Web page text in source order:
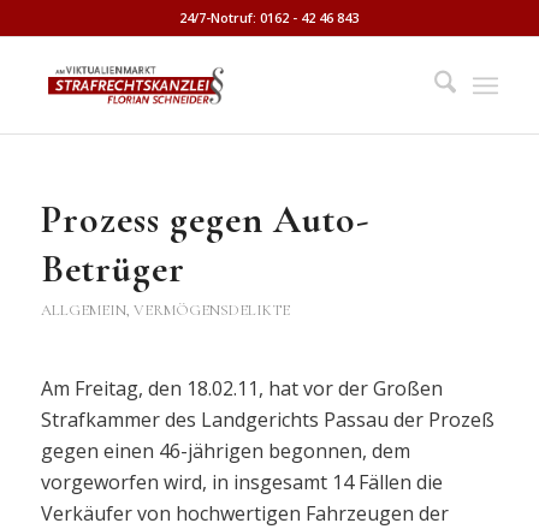
24/7-Notruf: 0162 - 42 46 843
Prozess gegen Auto-
Betrüger
ALLGEMEIN, VERMÖGENSDELIKTE
Am Freitag, den 18.02.11, hat vor der Großen
Strafkammer des Landgerichts Passau der Prozeß
gegen einen 46-jährigen begonnen, dem
vorgeworfen wird, in insgesamt 14 Fällen die
Verkäufer von hochwertigen Fahrzeugen der